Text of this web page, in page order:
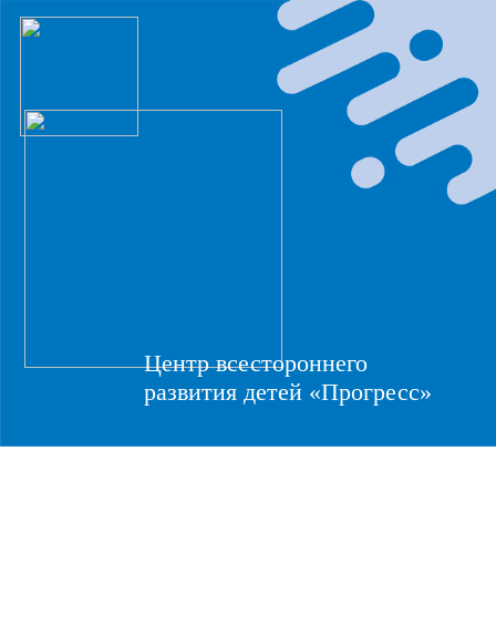
Центр всестороннего
развития детей «Прогресс»